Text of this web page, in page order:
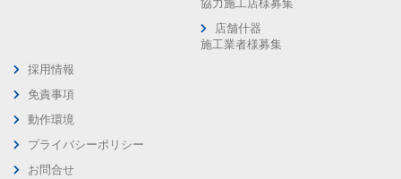
協力施工店様募集
店舗什器
施工業者様募集
採用情報
免責事項
動作環境
プライバシーポリシー
お問合せ